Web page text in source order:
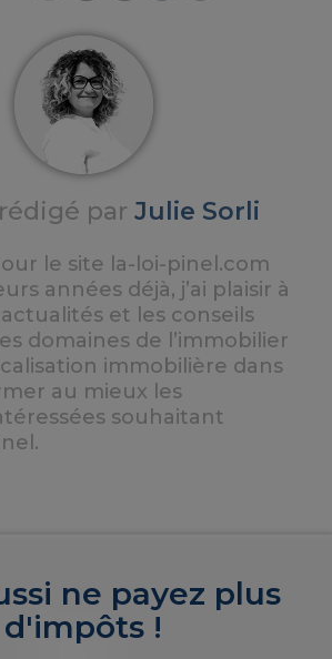
par Julie Sorli
le site la-loi-pinel.com
années déjà, j’ai plaisir à
et les conseils
domaines de l’immobilier
immobilière dans
au mieux les
souhaitant
ne payez plus
d'impôts !